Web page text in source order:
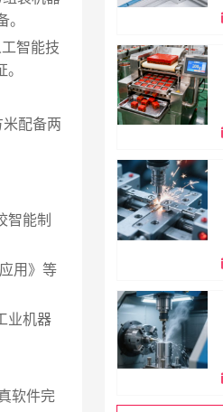
。
智能技
配备两
智能制
用》等
业机器
软件完